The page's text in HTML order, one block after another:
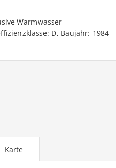
Warmwasser
D, Baujahr: 1984
Karte